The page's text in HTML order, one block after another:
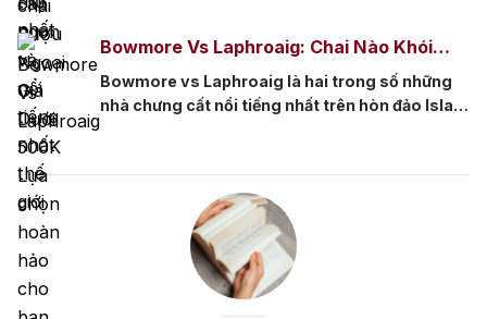
đúng. Với sự phát triển của ngành công nghiệp rượu
toàn cầu, ngày càng có nhiều lựa chọn tuyệt vời với
mức giá phải […]
Bowmore Vs Laphroaig: Chai Nào Khói
Mạnh Hơn Và Dễ Uống Hơn?
Bowmore vs Laphroaig là hai trong số những
nhà chưng cất nổi tiếng nhất trên hòn đảo Islay,
người yêu thích whisky, cuộc tranh luận về việc
chai nào mang đến trải nghiệm khói mạnh mẽ